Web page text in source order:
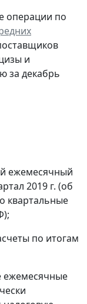
операции по
и
за декабрь
ежемесячный
2019 г. (об
квартальные
по итогам
ежемесячные